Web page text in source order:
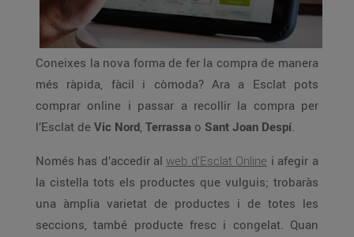
Coneixes la nova forma de fer la compra de manera
més ràpida, fàcil i còmoda? Ara a Esclat pots
comprar online i passar a recollir la compra per
l’Esclat de Vic Nord, Terrassa o Sant Joan Despí.
Només has d’accedir al web d’Esclat Online i afegir a
la cistella tots els productes que vulguis; trobaràs
una àmplia varietat de productes i de totes les
seccions, també producte fresc i congelat. Quan